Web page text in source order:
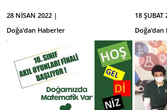
28 NİSAN 2022 |
Doğa'dan Haberler
18 ŞUBAT
Doğa'dan